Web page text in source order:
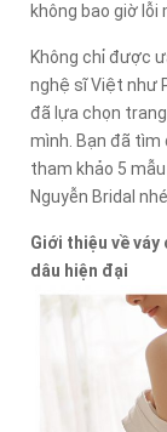
không bao giờ lỗi
Không chỉ được
nghệ sĩ Việt như
đã lựa chọn
mình. Bạn đã tìm
tham khảo 5
Nguyễn Bridal
Giới thiệu về
dâu hiện đại